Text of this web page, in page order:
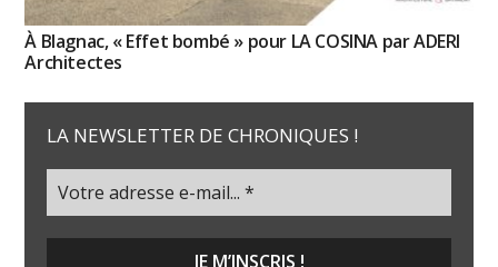
À Blagnac, « Effet bombé » pour LA COSINA par ADERI
Architectes
LA NEWSLETTER DE CHRONIQUES !